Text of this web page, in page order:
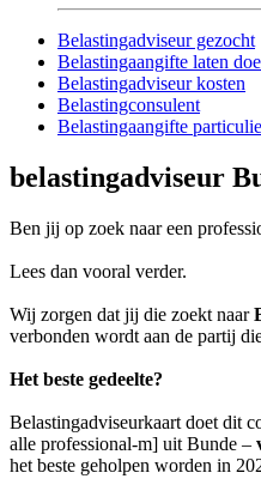
Belastingadviseur gezocht
Belastingaangifte laten
Belastingadviseur kosten
Belastingconsulent
Belastingaangifte
belastingadviseur
Ben jij op zoek naar een
Lees dan vooral verder.
Wij zorgen dat jij die zoekt naar
verbonden wordt aan de partij
Het beste gedeelte?
Belastingadviseurkaart doet dit
alle professional-m] uit Bunde –
het beste geholpen worden in